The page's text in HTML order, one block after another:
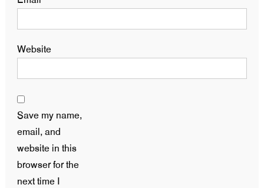
Website
Save my name,
email, and
website in this
browser for the
next time I